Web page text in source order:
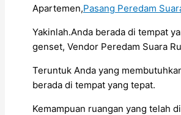
Apartemen,Pasang Peredam
Yakinlah.Anda berada di tempat
genset, Vendor Peredam Suara
Teruntuk Anda yang
berada di tempat yang tepat.
Kemampuan ruangan yang telah